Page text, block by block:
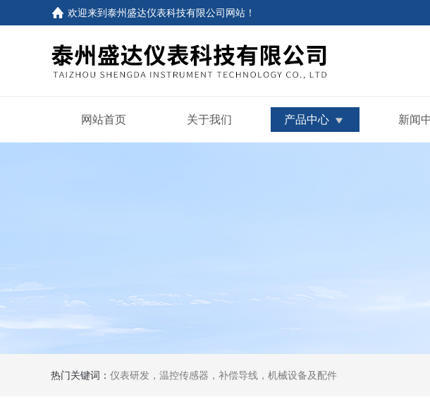
欢迎来到泰州盛达仪表科技有限公司网站 ！
网站首页 关于我们 产品中心 新闻
热门关键词： 仪表研发，温控传感器，补偿导线，机械设备及配件